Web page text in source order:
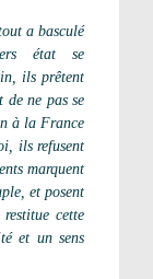
a basculé
état se
ils prêtent
de ne pas se
à la France
ils refusent
marquent
et posent
cette
et un sens